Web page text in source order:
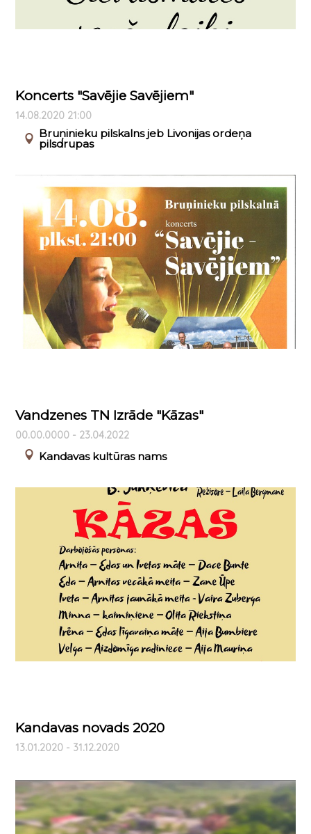
Koncerts "Savējie Savējiem"
14.08.2020 21:00
Bruņinieku pilskalns jeb Livonijas ordeņa
pilsdrupas
Vandzenes TN Izrāde "Kāzas"
00.00.0000 - 23.04.2022
Kandavas kultūras nams
Kandavas novads 2020
13.01.2020 - 31.12.2020